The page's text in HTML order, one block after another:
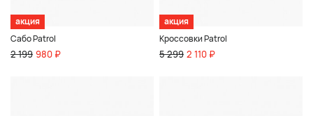
акция
Сабо Patrol
2 199 980 ₽
акция
Кроссовки Patrol
5 299 2 110 ₽